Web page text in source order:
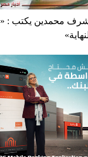
محمدين يكتب :